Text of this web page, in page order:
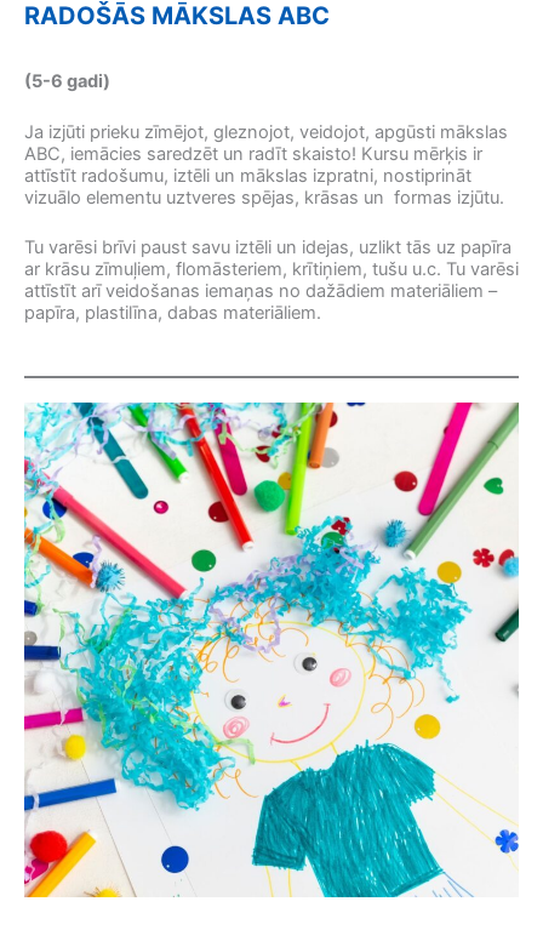
RADOŠĀS MĀKSLAS ABC
(5-6 gadi)
Ja izjūti prieku zīmējot, gleznojot, veidojot, apgūsti mākslas
ABC, iemācies saredzēt un radīt skaisto! Kursu mērķis ir
attīstīt radošumu, iztēli un mākslas izpratni, nostiprināt
vizuālo elementu uztveres spējas, krāsas un formas izjūtu.
Tu varēsi brīvi paust savu iztēli un idejas, uzlikt tās uz papīra
ar krāsu zīmuļiem, flomāsteriem, krītiņiem, tušu u.c. Tu varēsi
attīstīt arī veidošanas iemaņas no dažādiem materiāliem –
papīra, plastilīna, dabas materiāliem.